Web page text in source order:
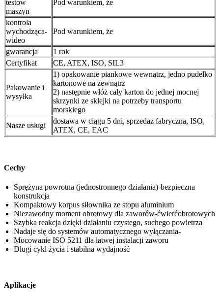
testów
maszyn
Pod warunkiem, że
kontrola
wychodząca-
wideo
Pod warunkiem, że
gwarancja
1 rok
Certyfikat
CE, ATEX, ISO, SIL3
Pakowanie i
wysyłka
1) opakowanie piankowe wewnątrz, jedno pudełko
kartonowe na zewnątrz
2) następnie włóż cały karton do jednej mocnej
skrzynki ze sklejki na potrzeby transportu
morskiego
Nasze usługi
dostawa w ciągu 5 dni, sprzedaż fabryczna, ISO,
ATEX, CE, EAC
Cechy
Sprężyna powrotna (jednostronnego działania)-bezpieczna
konstrukcja
Kompaktowy korpus siłownika ze stopu aluminium
Niezawodny moment obrotowy dla zaworów-ćwierćobrotowych
Szybka reakcja dzięki działaniu czystego, suchego powietrza
Nadaje się do systemów automatycznego wyłączania-
Mocowanie ISO 5211 dla łatwej instalacji zaworu
Długi cykl życia i stabilna wydajność
Aplikacje